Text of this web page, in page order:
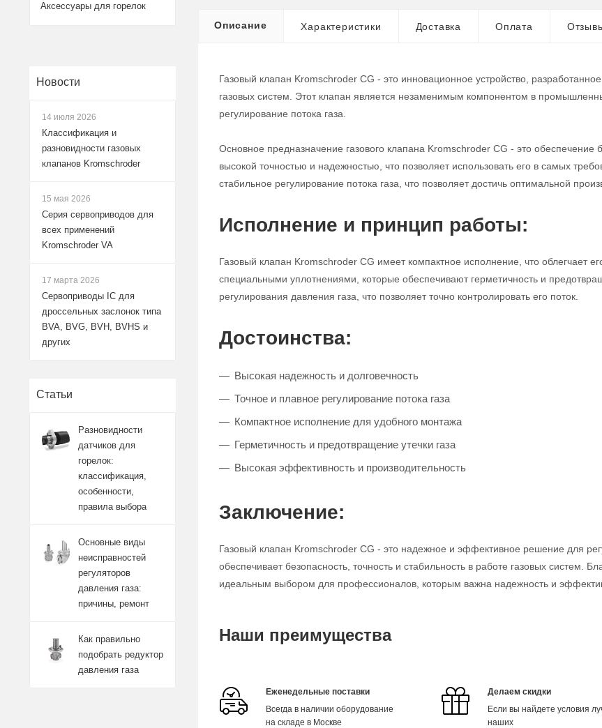
Описание Характеристики Доставка Оплата
Газовый клапан Kromschroder CG - это инновационное устройство,
газовых систем. Этот клапан является незаменимым компонентом в
регулирование потока газа.
Основное предназначение газового клапана Kromschroder CG - это обеспечение
высокой точностью и надежностью, что позволяет использовать его в самых
стабильное регулирование потока газа, что позволяет достичь оптимальной
Исполнение и принцип работы:
Газовый клапан Kromschroder CG имеет компактное исполнение, что облегчает
специальными уплотнениями, которые обеспечивают герметичность и
регулирования давления газа, что позволяет точно контролировать его поток.
Достоинства:
Высокая надежность и долговечность
Точное и плавное регулирование потока газа
Компактное исполнение для удобного монтажа
Герметичность и предотвращение утечки газа
Высокая эффективность и производительность
Заключение:
Газовый клапан Kromschroder CG - это надежное и эффективное решение для
обеспечивает безопасность, точность и стабильность в работе газовых систем.
идеальным выбором для профессионалов, которым важна надежность и
Наши преимущества
Еженедельные поставки
Всегда в наличии оборудование
на складе в Москве
Делаем скидки
Если вы найдете условия
наших
Аксессуары для горелок
Новости
14 июля 2026
Классификация и
разновидности газовых
клапанов Kromschroder
15 мая 2026
Серия сервоприводов для
всех применений
Kromschroder VA
17 марта 2026
Сервоприводы IC для
дроссельных заслонок типа
BVA, BVG, BVH, BVHS и
других
Статьи
Разновидности
датчиков для
горелок:
классификация,
особенности,
правила выбора
Основные виды
неисправностей
регуляторов
давления газа:
причины, ремонт
Как правильно
подобрать редуктор
давления газа